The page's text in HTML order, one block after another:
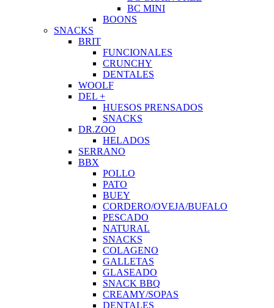
BC MINI
BOONS
SNACKS
BRIT
FUNCIONALES
CRUNCHY
DENTALES
WOOLF
DEL +
HUESOS PRENSADOS
SNACKS
DR.ZOO
HELADOS
SERRANO
BBX
POLLO
PATO
BUEY
CORDERO/OVEJA/BUFALO
PESCADO
NATURAL
SNACKS
COLAGENO
GALLETAS
GLASEADO
SNACK BBQ
CREAMY/SOPAS
DENTALES